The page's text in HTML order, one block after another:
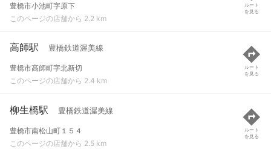
豊橋市小池町字原下
このページの店舗から 2.2 km
ルート
を見る
高師駅 豊橋鉄道渥美線
豊橋市高師町字北新切
このページの店舗から 2.4 km
ルート
を見る
柳生橋駅 豊橋鉄道渥美線
豊橋市南松山町１５４
このページの店舗から 2.5 km
ルート
を見る